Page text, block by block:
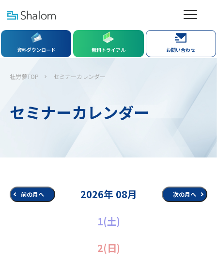
資料ダウンロード 無料トライアル お問い合わせ
社労夢TOP セミナーカレンダー
セミナーカレンダー
前の月へ 2026年 08月 次の月へ
1(土)
2(日)